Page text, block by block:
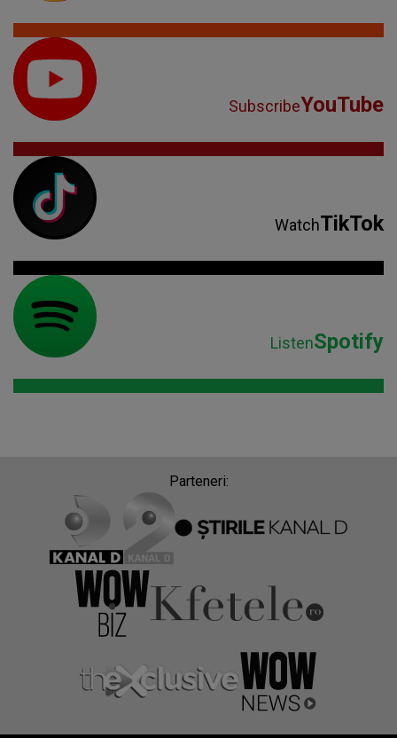
SubscribeYouTube
WatchTikTok
ListenSpotify
Parteneri: